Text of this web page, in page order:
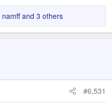
namffand 3 others
#6,531